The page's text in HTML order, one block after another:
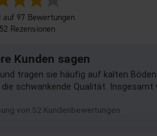
von
auf 97 Bewertungen
Rezensionen
Kunden sagen
tragen sie häufig auf kalten
schwankende Qualität.
von 52 Kundenbewertungen